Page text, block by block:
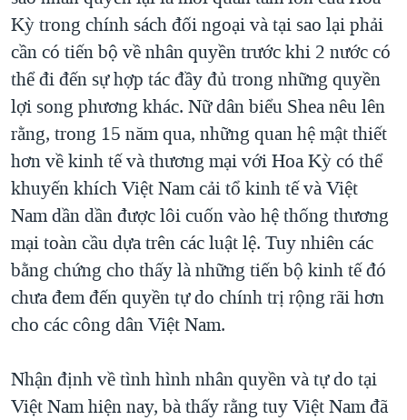
Kỳ trong chính sách đối ngoại và tại sao lại phải
cần có tiến bộ về nhân quyền trước khi 2 nước có
thể đi đến sự hợp tác đầy đủ trong những quyền
lợi song phương khác. Nữ dân biểu Shea nêu lên
rằng, trong 15 năm qua, những quan hệ mật thiết
hơn về kinh tế và thương mại với Hoa Kỳ có thể
khuyến khích Việt Nam cải tổ kinh tế và Việt
Nam dần dần được lôi cuốn vào hệ thống thương
mại toàn cầu dựa trên các luật lệ. Tuy nhiên các
bằng chứng cho thấy là những tiến bộ kinh tế đó
chưa đem đến quyền tự do chính trị rộng rãi hơn
cho các công dân Việt Nam.
Nhận định về tình hình nhân quyền và tự do tại
Việt Nam hiện nay, bà thấy rằng tuy Việt Nam đã